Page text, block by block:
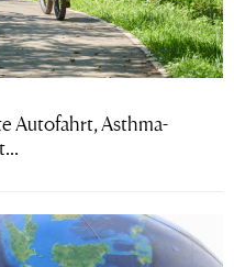
Autofahrt, Asthma-